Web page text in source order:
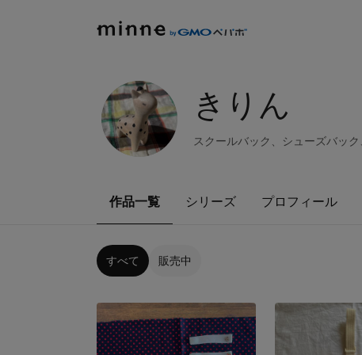
きりん
スクールバック、シューズバッ
作品一覧 シリーズ プロフィール
すべて 販売中